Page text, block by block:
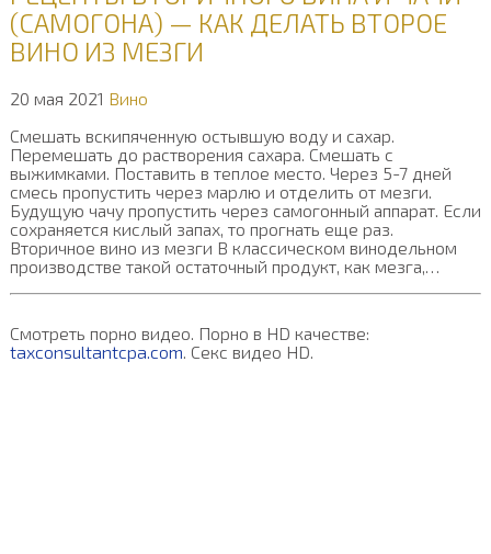
(САМОГОНА) — КАК ДЕЛАТЬ ВТОРОЕ
ВИНО ИЗ МЕЗГИ
20 мая 2021 Вино
Смешать вскипяченную остывшую воду и сахар.
Перемешать до растворения сахара. Смешать с
выжимками. Поставить в теплое место. Через 5-7 дней
смесь пропустить через марлю и отделить от мезги.
Будущую чачу пропустить через самогонный аппарат. Если
сохраняется кислый запах, то прогнать еще раз.
Вторичное вино из мезги В классическом винодельном
производстве такой остаточный продукт, как мезга,…
Смотреть порно видео. Порно в HD качестве:
taxconsultantcpa.com. Секс видео HD.